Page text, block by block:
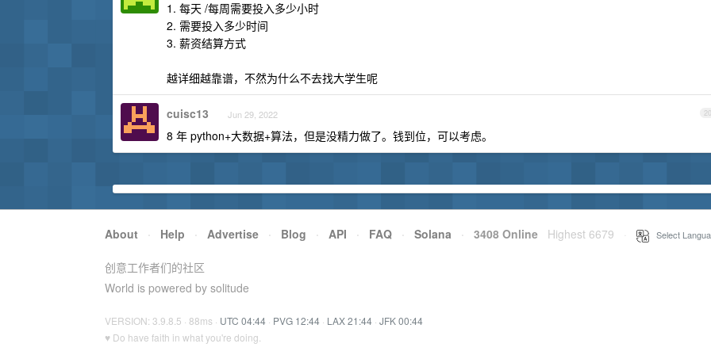
1. 每天 /每周需要投入多少小时
2. 需要投入多少时间
3. 薪资结算方式
越详细越靠谱，不然为什么不去找大学生呢
20
cuisc13 Jun 29, 2022
8 年 python+大数据+算法，但是没精力做了。钱到位，可以考虑。
About · Help · Advertise · Blog · API · FAQ · Solana · 3408 Online Highest 6679 Select
创意工作者们的社区
World is powered by solitude
VERSION: 3.9.8.5 · 88ms · UTC 04:44 · PVG 12:44 · LAX 21:44 · JFK 00:44
♥ Do have faith in what you're doing.